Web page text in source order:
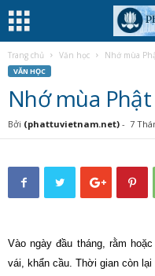
Trang chủ Văn học Nhớ mùa
VĂN HỌC
Nhớ mùa
Bởi (phattuvietnam.net) - 7
Vào ngày đầu tháng, rằm
vái, khẩn cầu. Thời gian còn